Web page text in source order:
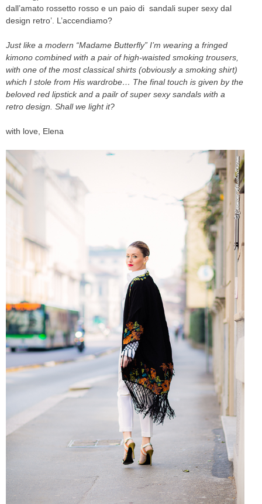
dall’amato rossetto rosso e un paio di sandali super sexy dal
design retro’. L’accendiamo?
Just like a modern “Madame Butterfly” I’m wearing a fringed
kimono combined with a pair of high-waisted smoking trousers,
with one of the most classical shirts (obviously a smoking shirt)
which I stole from His wardrobe… The final touch is given by the
beloved red lipstick and a pailr of super sexy sandals with a
retro design. Shall we light it?
with love, Elena